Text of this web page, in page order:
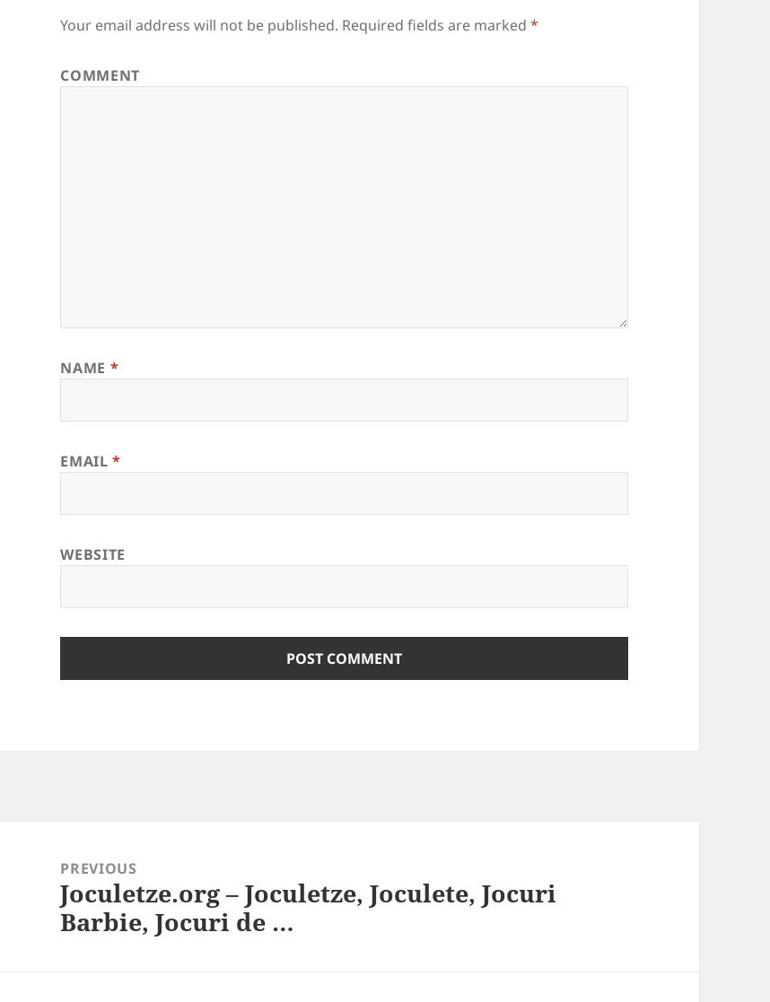
Your email address will not be published. Required fields are marked*
COMMENT
NAME *
EMAIL*
WEBSITE
navigationPREVIOUS
Previous
post:
Joculetze.org – Joculetze, Joculete, Jocuri
Barbie, Jocuri de …